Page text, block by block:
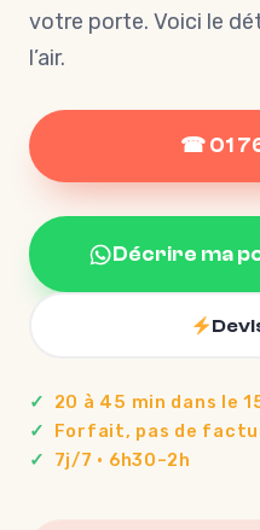
votre porte. Voici le
l’air.
☎ 01
Décrire ma
20 à 45 min dans le
Forfait, pas de
7j/7 · 6h30–2h